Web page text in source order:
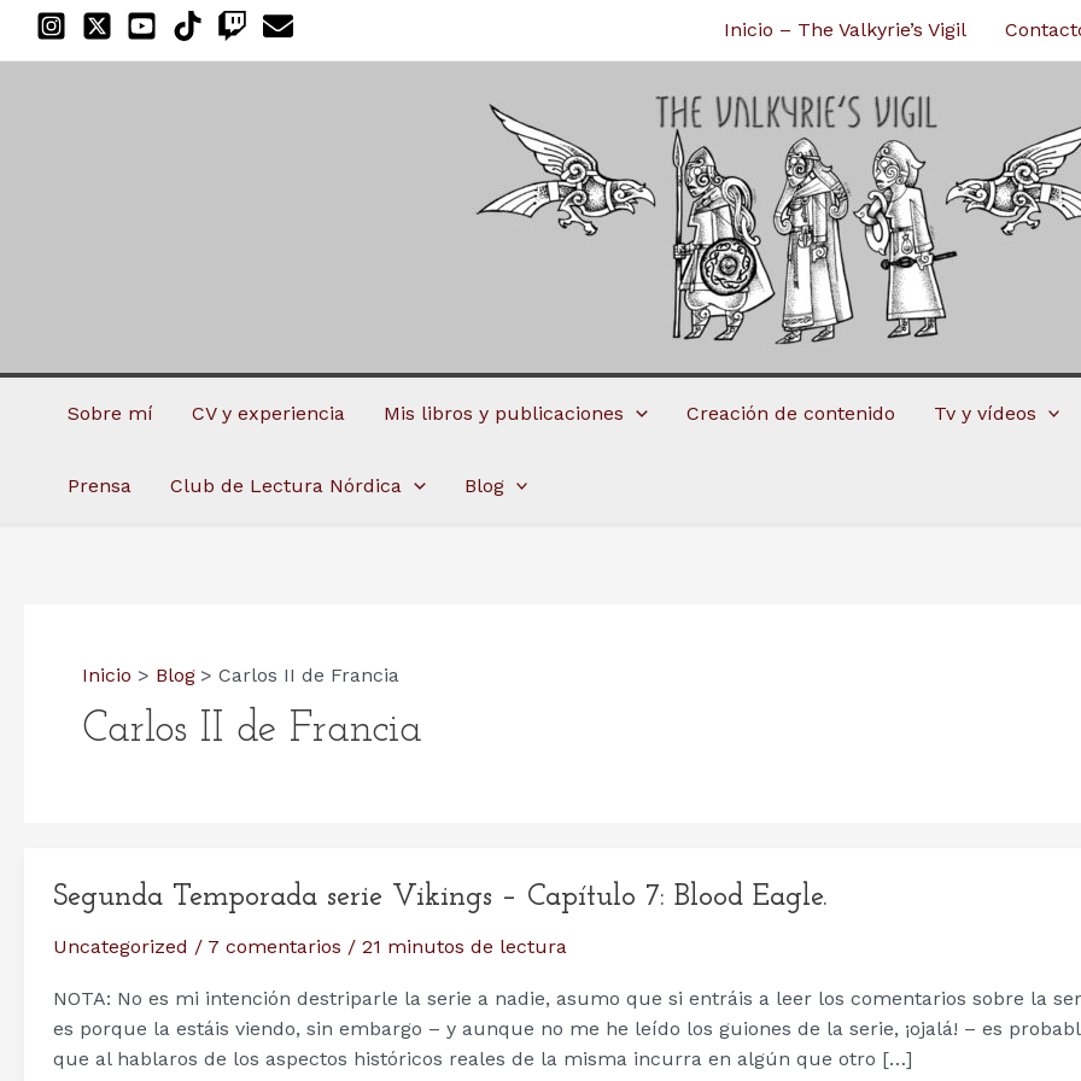
Inicio – The Valkyrie’s Vigil
Sobre mí CV y experiencia Mis libros y publicaciones Creación de contenido Tv y vídeos
Prensa Club de Lectura Nórdica Blog
Inicio Blog Carlos II de Francia
Carlos II de Francia
Segunda Temporada serie Vikings – Capítulo 7: Blood Eagle.
Uncategorized / 7 comentarios / 21 minutos de lectura
NOTA: No es mi intención destriparle la serie a nadie, asumo que si entráis a leer los comentarios sobre la
es porque la estáis viendo, sin embargo – y aunque no me he leído los guiones de la serie, ¡ojalá! – es
que al hablaros de los aspectos históricos reales de la misma incurra en algún que otro […]